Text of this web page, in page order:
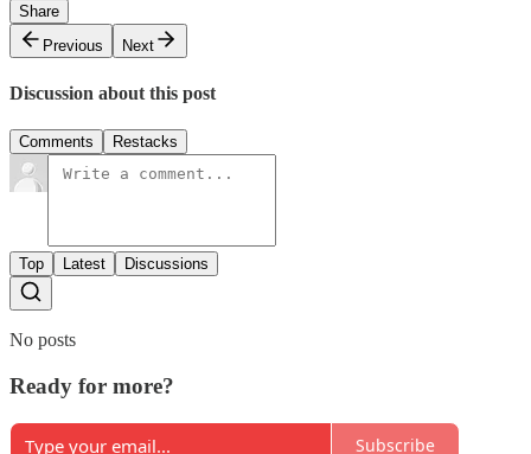
Share
Previous
Next
Discussion about this post
Comments Restacks
Top Latest Discussions
No posts
Ready for more?
Subscribe